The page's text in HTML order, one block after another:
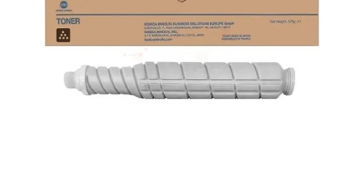
Référence fabricant :
Capacité en pages (à 5%) : 60000